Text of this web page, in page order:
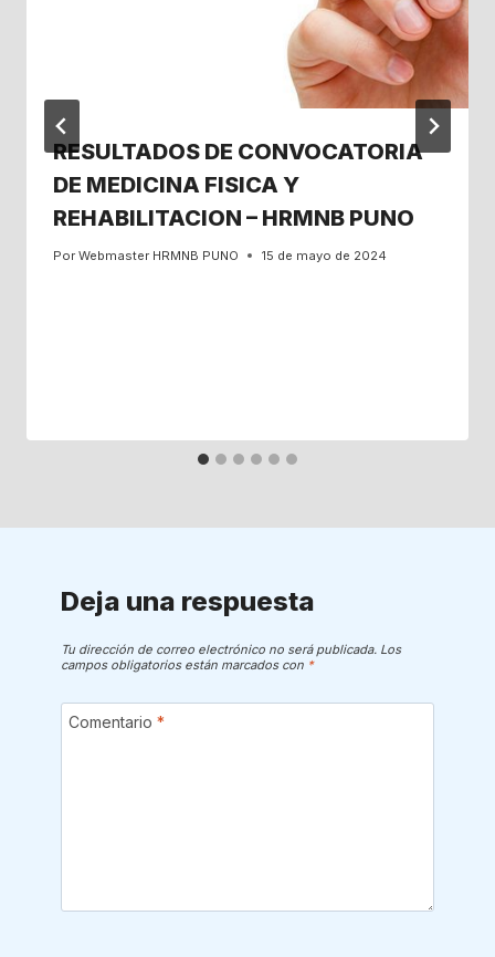
RESULTADOS DE CONVOCATORIA
DE MEDICINA FISICA Y
REHABILITACION – HRMNB PUNO
Por Webmaster HRMNB PUNO 15 de mayo de 2024
Deja una respuesta
Tu dirección de correo electrónico no será publicada. Los
campos obligatorios están marcados con *
Comentario *